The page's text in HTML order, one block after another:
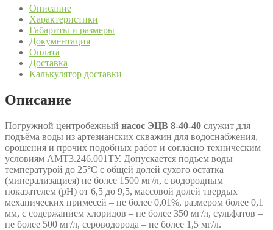
Описание
Характеристики
Габариты и размеры
Документация
Оплата
Доставка
Калькулятор доставки
Описание
Погружной центробежный насос ЭЦВ 8-40-40 служит для
подъёма воды из артезианских скважин для водоснабжения,
орошения и прочих подобных работ и согласно техническим
условиям АМТ3.246.001ТУ. Допускается подъем воды
температурой до 25°С с общей долей сухого остатка
(минерализациея) не более 1500 мг/л, с водородным
показателем (рН) от 6,5 до 9,5, массовой долей твердых
механических примесей – не более 0,01%, размером более 0,1
мм, с содержанием хлоридов – не более 350 мг/л, сульфатов –
не более 500 мг/л, сероводорода – не более 1,5 мг/л.